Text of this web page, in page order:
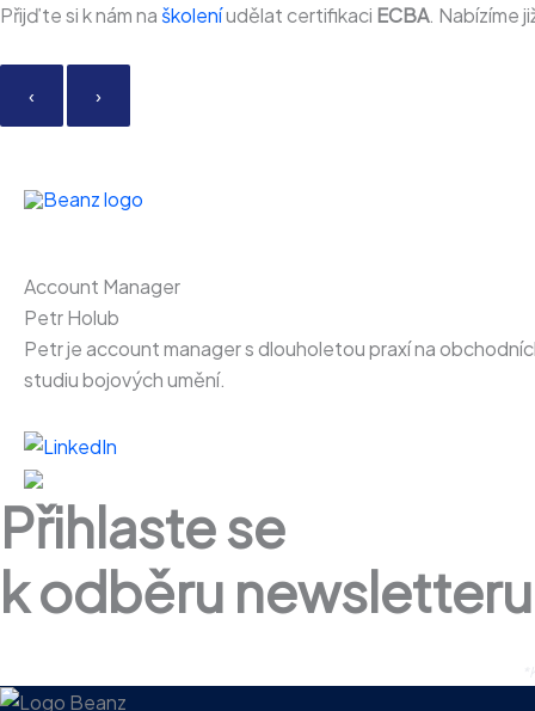
Přeskočit
Přijďte si k nám na školeníudělat certifikaci ECBA. Nabízíme
‹ ›
Account Manager
Petr Holub
Petr je account manager s dlouholetou praxí na
studiu bojových umění.
Přihlaste se
k odběru newsletteru